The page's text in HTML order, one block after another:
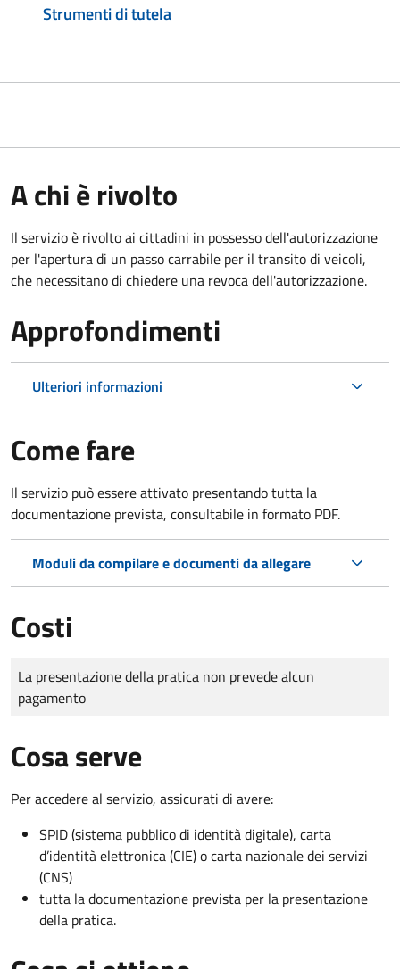
Strumenti di tutela
A chi è rivolto
Il servizio è rivolto ai cittadini in possesso dell'autorizzazione
per l'apertura di un passo carrabile per il transito di veicoli,
che necessitano di chiedere una revoca dell'autorizzazione.
Approfondimenti
Ulteriori informazioni
Come fare
Il servizio può essere attivato presentando tutta la
documentazione prevista, consultabile in formato PDF.
Moduli da compilare e documenti da allegare
Costi
Tipo di pagamento
Importo
La presentazione della pratica non prevede alcun
pagamento
Cosa serve
Per accedere al servizio, assicurati di avere:
SPID (sistema pubblico di identità digitale), carta
d’identità elettronica (CIE) o carta nazionale dei servizi
(CNS)
tutta la documentazione prevista per la presentazione
della pratica.